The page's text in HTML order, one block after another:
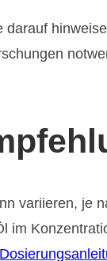
variieren, je
im